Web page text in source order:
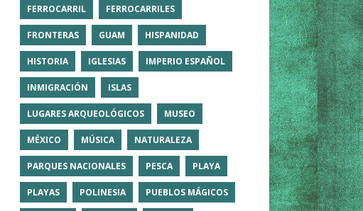
FERROCARRIL FERROCARRILES
FRONTERAS GUAM HISPANIDAD
HISTORIA IGLESIAS IMPERIO ESPAÑOL
INMIGRACIÓN ISLAS
LUGARES ARQUEOLÓGICOS MUSEO
MÉXICO MÚSICA NATURALEZA
PARQUES NACIONALES PESCA PLAYA
PLAYAS POLINESIA PUEBLOS MÁGICOS